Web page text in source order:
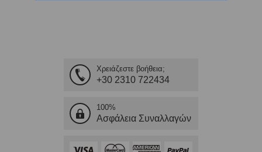
Χρειάζεστε βοήθεια;
+30 2310 722434
100%
Ασφάλεια Συναλλαγών